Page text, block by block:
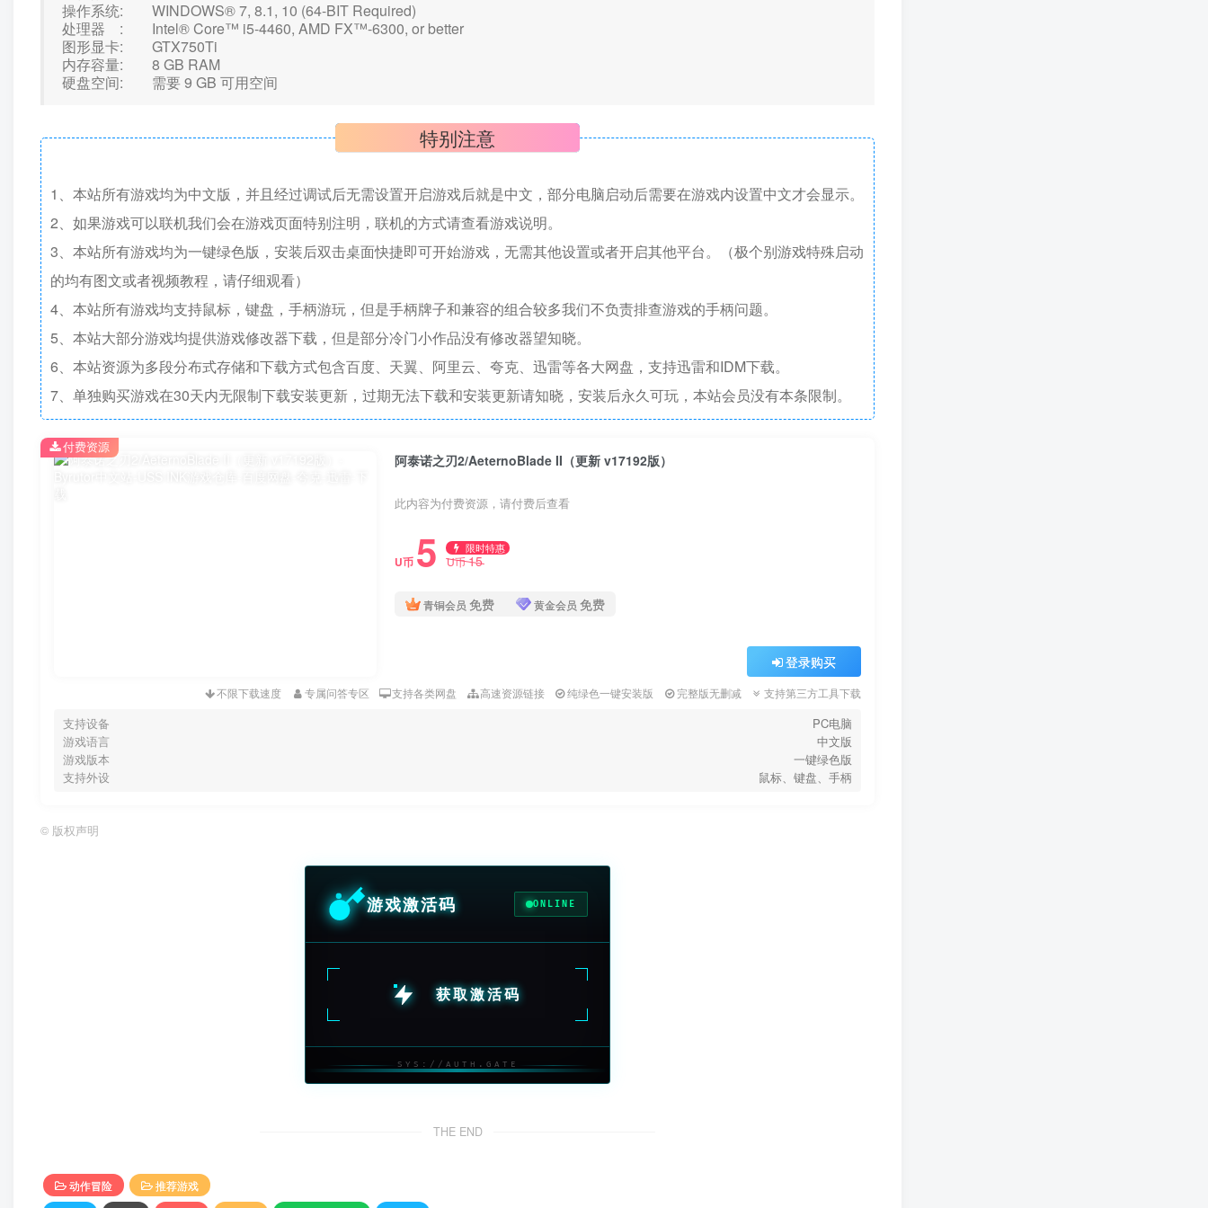
操作系统: WINDOWS® 7, 8.1, 10 (64-BIT Required)
处理器 : Intel® Core™ i5-4460, AMD FX™-6300, or better
图形显卡: GTX750Ti
内存容量: 8 GB RAM
硬盘空间: 需要 9 GB 可用空间
特别注意
1、本站所有游戏均为中文版，并且经过调试后无需设置开启游戏后就是中文，部分电脑启动后需要在游戏内设置中文才会显示。
2、如果游戏可以联机我们会在游戏页面特别注明，联机的方式请查看游戏说明。
3、本站所有游戏均为一键绿色版，安装后双击桌面快捷即可开始游戏，无需其他设置或者开启其他平台。（极个别游戏特殊启动
的均有图文或者视频教程，请仔细观看）
4、本站所有游戏均支持鼠标，键盘，手柄游玩，但是手柄牌子和兼容的组合较多我们不负责排查游戏的手柄问题。
5、本站大部分游戏均提供游戏修改器下载，但是部分冷门小作品没有修改器望知晓。
6、本站资源为多段分布式存储和下载方式包含百度、天翼、阿里云、夸克、迅雷等各大网盘，支持迅雷和IDM下载。
7、单独购买游戏在30天内无限制下载安装更新，过期无法下载和安装更新请知晓，安装后永久可玩，本站会员没有本条限制。
阿泰诺之刃2/AeternoBlade II（更新 v17192版）
此内容为付费资源，请付费后查看
U币 5 限时特惠
U币15
青铜会员 免费 黄金会员 免费
登录购买
不限下载速度 专属问答专区 支持各类网盘 高速资源链接 纯绿色一键安装版 完整版无删减 支持第三方工具下载
支持设备
PC电脑
游戏语言
中文版
游戏版本
一键绿色版
支持外设
鼠标、键盘、手柄
付费资源
© 版权声明
游戏激活码 ONLINE
获取激活码
SYS://AUTH.GATE
THE END
动作冒险
推荐游戏